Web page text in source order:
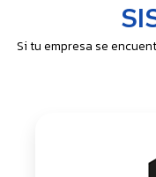
Si tu empresa se